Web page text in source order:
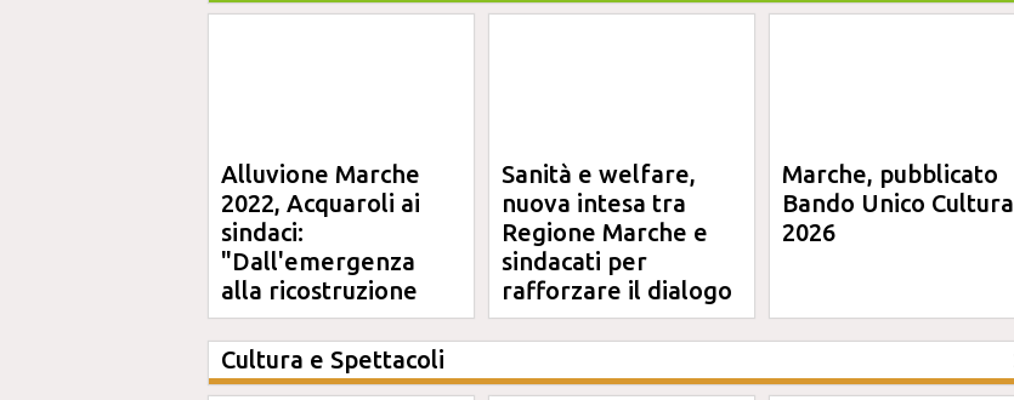
Alluvione Marche
2022, Acquaroli ai
sindaci:
"Dall'emergenza
alla ricostruzione
definitiva"
Sanità e welfare,
nuova intesa tra
Regione Marche e
sindacati per
rafforzare il dialogo
Marche, pubblicato
Bando Unico Cultura
2026
Cultura e Spettacoli